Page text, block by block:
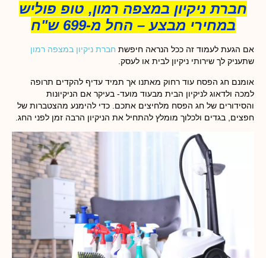
חברת ניקיון במצפה רמון, טופ פוליש
במחירי מבצע – החל מ-699 ש"ח
אם הגעת לעמוד זה ככל הנראה חיפשת חברת ניקיון במצפה רמון
שתעניק לך שירותי ניקיון לבית או לעסק.
אומנם חג הפסח עוד רחוק מאתנו אך תמיד עדיף להקדים תרופה
למכה ולדאוג לניקיון הבית מבעוד מועד- בעיקר אם הניקיונות
והסידורים של חג הפסח מלחיצים אתכם. כדי להימנע מהצטברות של
חפצים, בגדים ולכלוך מומלץ להתחיל את הניקיון הרבה זמן לפני החג.